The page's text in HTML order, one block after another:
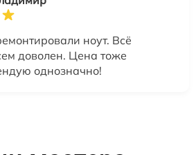
ноут. Всё
доволен. Цена тоже
однозначно!